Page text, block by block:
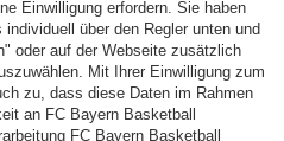
Allianz Arena Basketball Partner
AG – 2026
Hinweisgebersystem
Cookie Einstellungen